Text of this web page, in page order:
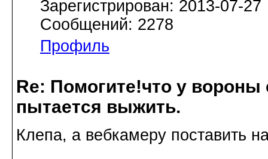
Зарегистрирован: 2013-07-27
Сообщений: 2278
Профиль
Re: Помогите!что у
пытается выжить.
Клепа, а вебкамеру поставить